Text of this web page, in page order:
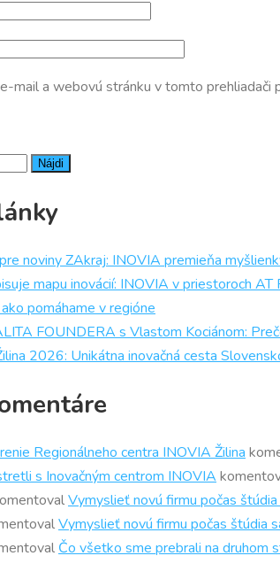
mail a webovú stránku v tomto prehliadači
noviny ZAkraj: INOVIA premieňa
mapu inovácií: INOVIA v priestoroch
pomáhame v regióne
FOUNDERA s Vlastom Kociánom:
2026: Unikátna inovačná cesta
Regionálneho centra INOVIA Žilina
s Inovačným centrom INOVIA
Vymyslieť novú firmu počas štúdia
Vymyslieť novú firmu počas štúdia
Čo všetko sme prebrali na